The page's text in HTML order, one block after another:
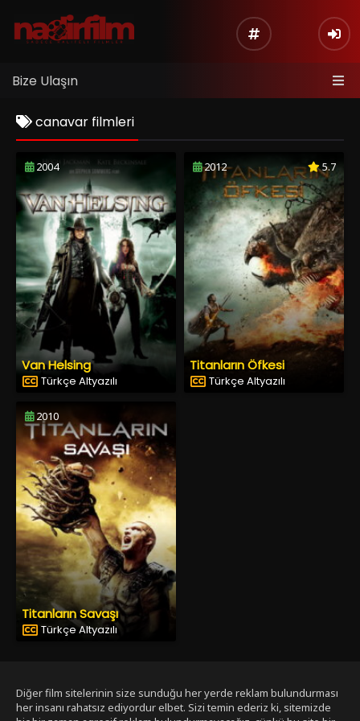
Bize Ulaşın
canavar filmleri
2004
Van Helsing
Türkçe Altyazılı
2012 5.7
Titanların Öfkesi
Türkçe Altyazılı
2010
Titanların Savaşı
Türkçe Altyazılı
Diğer film sitelerinin size sunduğu her yerde reklam bulundurması
her insanı rahatsız ediyordur elbet. Sizi temin ederiz ki, sitemizde